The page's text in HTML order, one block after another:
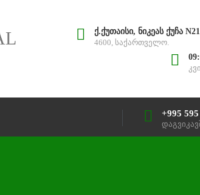
ქ.ქუთაისი, ნიკეას ქუჩა N21
4600, საქართველო.
+995